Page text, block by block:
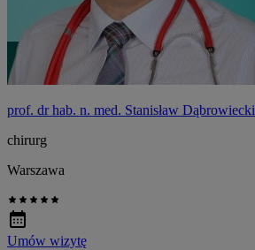
prof. dr hab. n. med. Stanisław Dąbrowiecki
chirurg
Warszawa
Umów wizytę